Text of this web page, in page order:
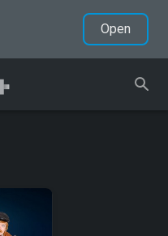
Open